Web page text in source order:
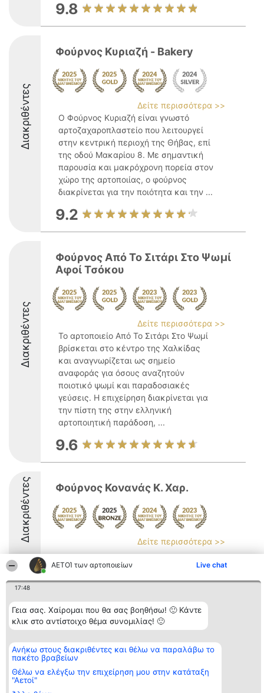
ΑΕΤΟΊ των αρτοποιείων Live chat
17:48
Γεια σας. Χαίρομαι που θα σας βοηθήσω! 🙂 Κάντε
κλικ στο αντίστοιχο θέμα συνομιλίας! 🙂
Ανήκω στους διακριθέντες και θέλω να παραλάβω το
πακέτο βραβείων
Θέλω να ελέγξω την επιχείρηση μου στην κατάταξη
"Αετοί"
9.8
Διακριθέντες
Φούρνος Κυριαζή - Bakery
Δείτε περισσότερα >>
Ο Φούρνος Κυριαζή είναι γνωστό
αρτοζαχαροπλαστείο που λειτουργεί
στην κεντρική περιοχή της Θήβας, επί
της οδού Μακαρίου 8. Με σημαντική
παρουσία και μακρόχρονη πορεία στον
χώρο της αρτοποιίας, ο φούρνος
διακρίνεται για την ποιότητα και την ...
9.2
Διακριθέντες
Φούρνος Από Το Σιτάρι Στο Ψωμί
Αφοί Τσόκου
Δείτε περισσότερα >>
Το αρτοποιείο Από Το Σιτάρι Στο Ψωμί
βρίσκεται στο κέντρο της Χαλκίδας
και αναγνωρίζεται ως σημείο
αναφοράς για όσους αναζητούν
ποιοτικό ψωμί και παραδοσιακές
γεύσεις. Η επιχείρηση διακρίνεται για
την πίστη της στην ελληνική
αρτοποιητική παράδοση, ...
9.6
Διακριθέντες Φούρνος Κονανάς Κ. Χαρ.
Δείτε περισσότερα >>
8.9
Διοργανωτής της
κατάταξης
BEAUTIFUL COMPANY
Μονοπρόσωπη ΙΚΕ
2104128019
email:
Κατάταξη
Διακριθέντες
Λίστα όλων
των
Μεθοδολογία
προϋποθέσεις
ΠΟΛΙΤΙΚΗ
Επικοινωνία
Επικοινωνία